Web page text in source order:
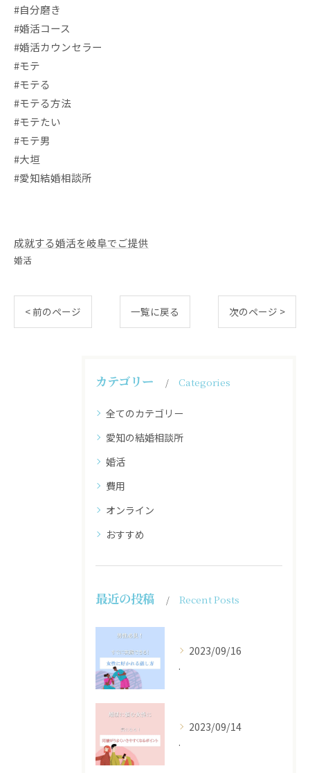
#自分磨き
#婚活コース
#婚活カウンセラー
#モテ
#モテる
#モテる方法
#モテたい
#モテ男
#大垣
#愛知結婚相談所
成就する婚活を岐阜でご提供
婚活
< 前のページ 一覧に戻る 次のページ >
カテゴリー Categories
全てのカテゴリー
愛知の結婚相談所
婚活
費用
オンライン
おすすめ
最近の投稿 Recent Posts
2023/09/16
.
2023/09/14
.